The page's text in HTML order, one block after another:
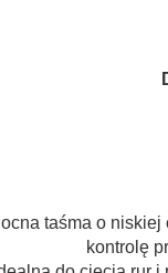
taśma o
kontrolę